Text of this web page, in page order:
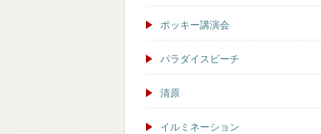
ポッキー講演会
パラダイスビーチ
清原
イルミネーション